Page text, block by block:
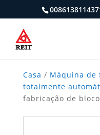
Casa / Máquina de
totalmente
fabricação de